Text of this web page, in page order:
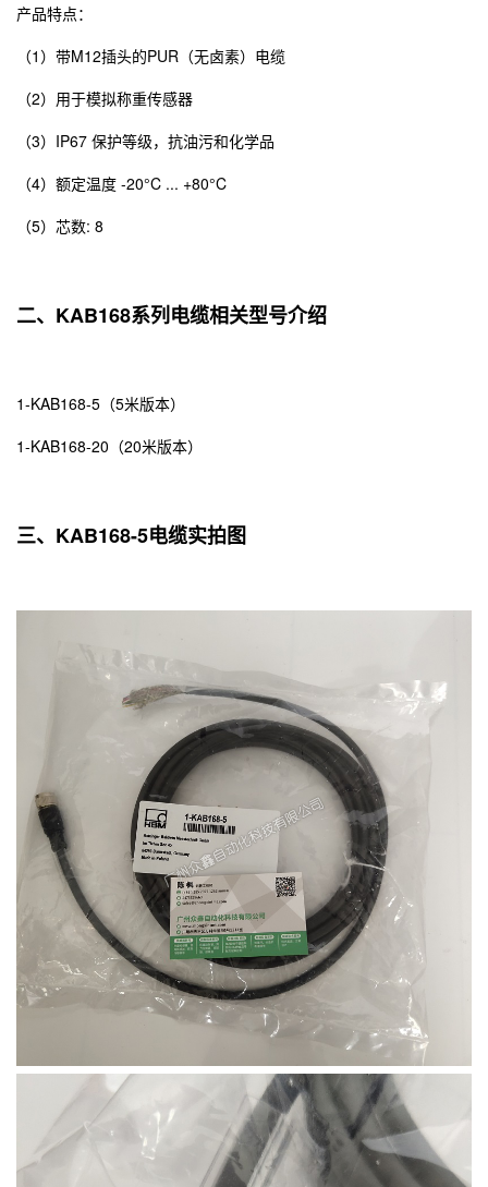
产品特点：
（1）带M12插头的PUR（无卤素）电缆
（2）用于模拟称重传感器
（3）IP67 保护等级，抗油污和化学品
（4）额定温度 -20°C ... +80°C
（5）芯数: 8
二、KAB168系列电缆相关型号介绍
1-KAB168-5（5米版本）
1-KAB168-20（20米版本）
三、KAB168-5电缆实拍图